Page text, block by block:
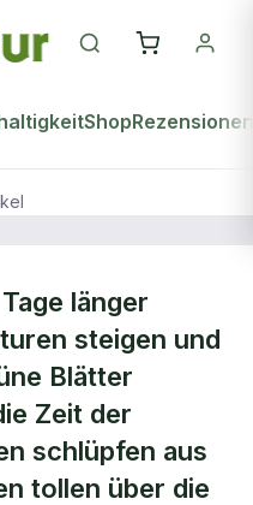
ShopRezensionen
länger
steigen und
Blätter
Zeit der
schlüpfen aus
tollen über die